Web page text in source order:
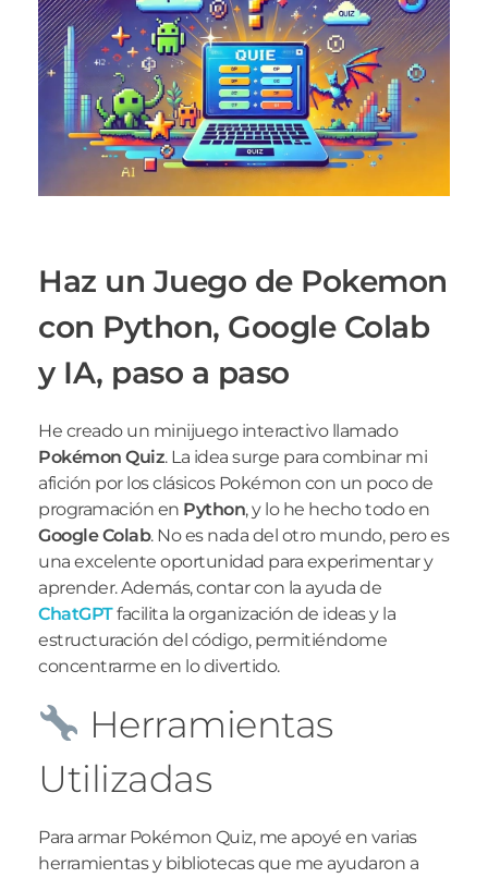
Haz un Juego de Pokemon
con Python, Google Colab
y IA, paso a paso
He creado un minijuego interactivo llamado
Pokémon Quiz. La idea surge para combinar mi
afición por los clásicos Pokémon con un poco de
programación en Python, y lo he hecho todo en
Google Colab. No es nada del otro mundo, pero es
una excelente oportunidad para experimentar y
aprender. Además, contar con la ayuda de
ChatGPTfacilita la organización de ideas y la
estructuración del código, permitiéndome
concentrarme en lo divertido.
Herramientas
Utilizadas
Para armar Pokémon Quiz, me apoyé en varias
herramientas y bibliotecas que me ayudaron a